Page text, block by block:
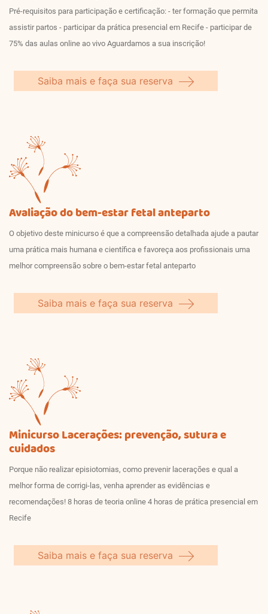
Pré-requisitos para participação e certificação: - ter formação que permita
assistir partos - participar da prática presencial em Recife - participar de
75% das aulas online ao vivo Aguardamos a sua inscrição!
Saiba mais e faça sua reserva
Avaliação do bem-estar fetal anteparto
O objetivo deste minicurso é que a compreensão detalhada ajude a pautar
uma prática mais humana e científica e favoreça aos profissionais uma
melhor compreensão sobre o bem-estar fetal anteparto
Saiba mais e faça sua reserva
Minicurso Lacerações: prevenção, sutura e
cuidados
Porque não realizar episiotomias, como prevenir lacerações e qual a
melhor forma de corrigi-las, venha aprender as evidências e
recomendações! 8 horas de teoria online 4 horas de prática presencial em
Recife
Saiba mais e faça sua reserva